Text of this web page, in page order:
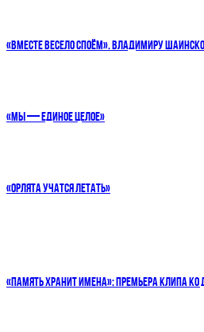
«ВМЕСТЕ ВЕСЕЛО СПОЁМ». ВЛАДИМИРУ
«МЫ — ЕДИНОЕ ЦЕЛОЕ»
«ОРЛЯТА УЧАТСЯ ЛЕТАТЬ»
«ПАМЯТЬ ХРАНИТ ИМЕНА»: ПРЕМЬЕРА КЛИПА